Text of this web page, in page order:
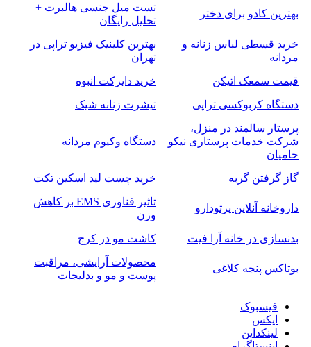
بهترین کادو برای دختر
تست میل جنسی هالبرت +
تحلیل رایگان
خرید قسطی لباس زنانه و
مردانه
بهترین کلینیک فیزیو تراپی در
تهران
قیمت سمعک اتیکن
خرید دایرکت انبوه
دستگاه کربوکسی تراپی
تیشرت زنانه شیک
پرستار سالمند در منزل،
شرکت خدمات پرستاری نیکو
حامیان
دستگاه وکیوم مردانه
گاز گرفتن گربه خرید چست لید اسکین تکت
داروخانه آنلاین پرتودارو
تاثیر فناوری EMS بر کاهش
وزن
بدنسازی در خانه آرا فیت
کاشت مو در کرج
بوتاکس پنجه کلاغی
محصولات آرایشی، مراقبت
پوست و مو و بدلیجات
فیسبوک
ایکس
لینکداین